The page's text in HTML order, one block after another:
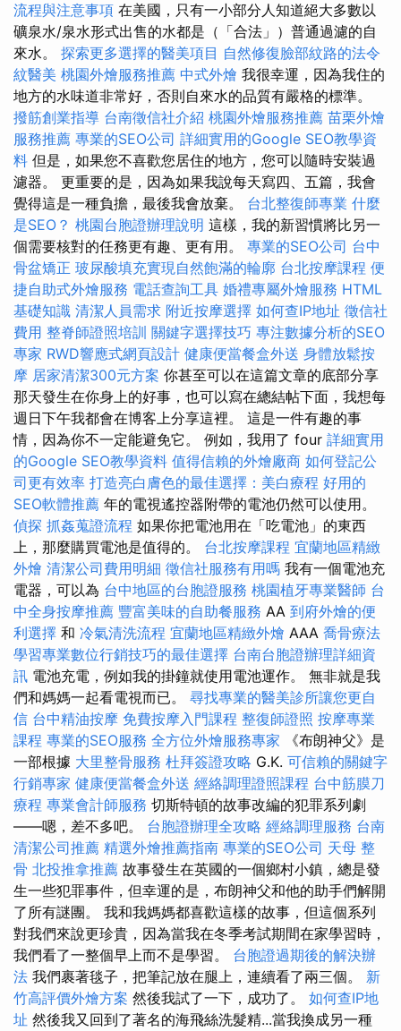
流程與注意事項 在美國，只有一小部分人知道絕大多數以
礦泉水/泉水形式出售的水都是（「合法」）普通過濾的自
來水。 探索更多選擇的醫美項目 自然修復臉部紋路的法令
紋醫美 桃園外燴服務推薦 中式外燴 我很幸運，因為我住的
地方的水味道非常好，否則自來水的品質有嚴格的標準。
撥筋創業指導 台南徵信社介紹 桃園外燴服務推薦 苗栗外燴
服務推薦 專業的SEO公司 詳細實用的Google SEO教學資
料 但是，如果您不喜歡您居住的地方，您可以隨時安裝過
濾器。 更重要的是，因為如果我說每天寫四、五篇，我會
覺得這是一種負擔，最後我會放棄。 台北整復師專業 什麼
是SEO？ 桃園台胞證辦理說明 這樣，我的新習慣將比另一
個需要核對的任務更有趣、更有用。 專業的SEO公司 台中
骨盆矯正 玻尿酸填充實現自然飽滿的輪廓 台北按摩課程 便
捷自助式外燴服務 電話查詢工具 婚禮專屬外燴服務 HTML
基礎知識 清潔人員需求 附近按摩選擇 如何查IP地址 徵信社
費用 整脊師證照培訓 關鍵字選擇技巧 專注數據分析的SEO
專家 RWD響應式網頁設計 健康便當餐盒外送 身體放鬆按
摩 居家清潔300元方案 你甚至可以在這篇文章的底部分享
那天發生在你身上的好事，也可以寫在總結帖下面，我想每
週日下午我都會在博客上分享這裡。 這是一件有趣的事
情，因為你不一定能避免它。 例如，我用了 four 詳細實用
的Google SEO教學資料 值得信賴的外燴廠商 如何登記公
司更有效率 打造亮白膚色的最佳選擇：美白療程 好用的
SEO軟體推薦 年的電視遙控器附帶的電池仍然可以使用。
偵探 抓姦蒐證流程 如果你把電池用在「吃電池」的東西
上，那麼購買電池是值得的。 台北按摩課程 宜蘭地區精緻
外燴 清潔公司費用明細 徵信社服務有用嗎 我有一個電池充
電器，可以為 台中地區的台胞證服務 桃園植牙專業醫師 台
中全身按摩推薦 豐富美味的自助餐服務 AA 到府外燴的便
利選擇 和 冷氣清洗流程 宜蘭地區精緻外燴 AAA 喬骨療法
學習專業數位行銷技巧的最佳選擇 台南台胞證辦理詳細資
訊 電池充電，例如我的掛鐘就使用電池運作。 無非就是我
們和媽媽一起看電視而已。 尋找專業的醫美診所讓您更自
信 台中精油按摩 免費按摩入門課程 整復師證照 按摩專業
課程 專業的SEO服務 全方位外燴服務專家
《布朗神父》是
一部根據 大里整骨服務 杜拜簽證攻略 G.K. 可信賴的關鍵字
行銷專家 健康便當餐盒外送 經絡調理證照課程 台中筋膜刀
療程 專業會計師服務 切斯特頓的故事改編的犯罪系列劇
——嗯，差不多吧。 台胞證辦理全攻略 經絡調理服務 台南
清潔公司推薦 精選外燴推薦指南 專業的SEO公司 天母 整
骨 北投推拿推薦 故事發生在英國的一個鄉村小鎮，總是發
生一些犯罪事件，但幸運的是，布朗神父和他的助手們解開
了所有謎團。 我和我媽媽都喜歡這樣的故事，但這個系列
對我們來說更珍貴，因為當我在冬季考試期間在家學習時，
我們看了一整個早上而不是學習。 台胞證過期後的解決辦
法 我們裹著毯子，把筆記放在腿上，連續看了兩三個。 新
竹高評價外燴方案 然後我試了一下，成功了。 如何查IP地
址 然後我又回到了著名的海飛絲洗髮精...當我換成另一種